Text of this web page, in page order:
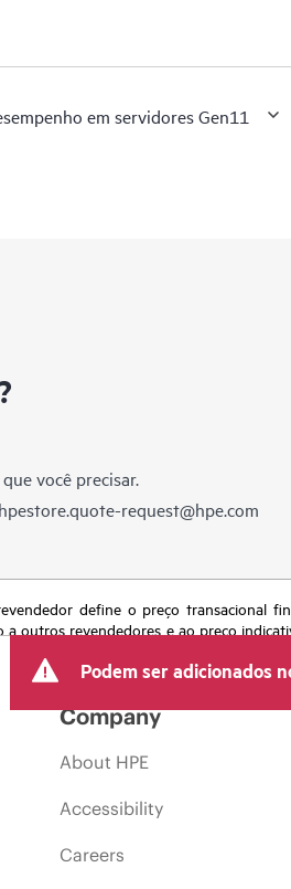
em servidores Gen11
você precisar.
hpestore.quote-request@hpe.com
define o preço transacional
outros revendedores e ao preço
e erros em anúncios.Podem ser adicionados
Company
About HPE
Accessibility
Careers